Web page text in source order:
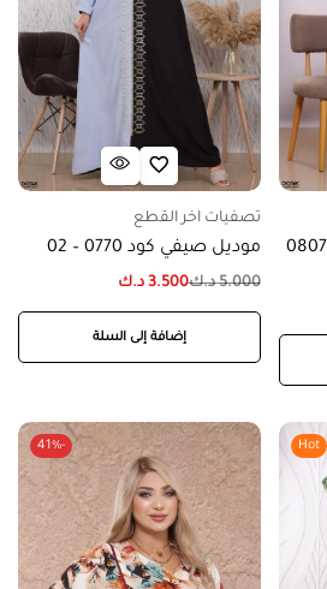
موديل صيفي بجيوب كود 0807
تصفيات اخر القطع
موديل صيفي كود 0770 – 02
5.000 د.ك3.500 د.ك
إضافة إلى السلة
Hot
-41%